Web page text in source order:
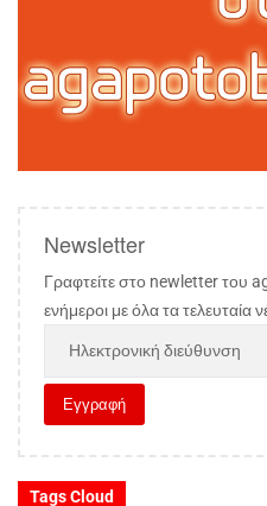
Newsletter
Γραφτείτε στο newletter του
ενήμεροι με όλα τα τελευταία
Tags Cloud